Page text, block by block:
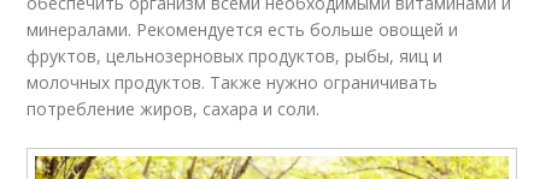
минералами. Рекомендуется есть больше овощей и
фруктов, цельнозерновых продуктов, рыбы, яиц и
молочных продуктов. Также нужно ограничивать
потребление жиров, сахара и соли.